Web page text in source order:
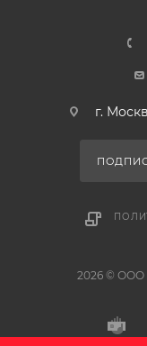
Программы мойки
Интенсивная 60 С
Ополаскивание
г.
2026 © ООО